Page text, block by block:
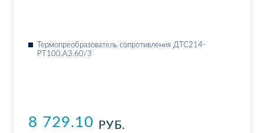
Тер­мо­пре­об­ра­зо­ва­тель со­про­тив­ле­ния ДТ­С214-
РТ100.А3.60/3
8 729.10 РУБ.